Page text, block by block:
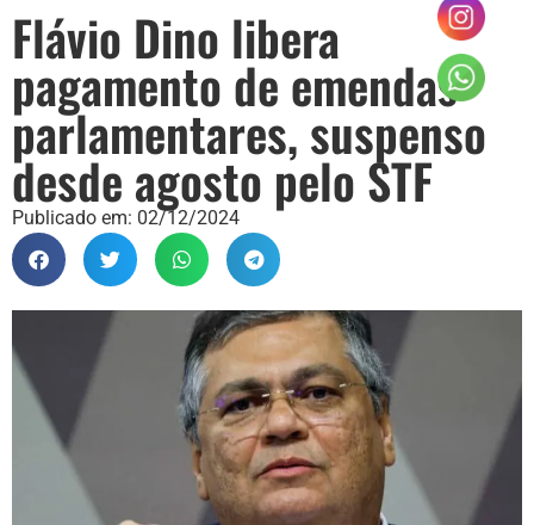
Flávio Dino libera
pagamento de emendas
parlamentares, suspenso
desde agosto pelo STF
Publicado em: 02/12/2024